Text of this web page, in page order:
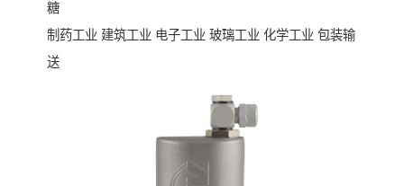
糖
制药工业 建筑工业 电子工业 玻璃工业 化学工业 包装输
送